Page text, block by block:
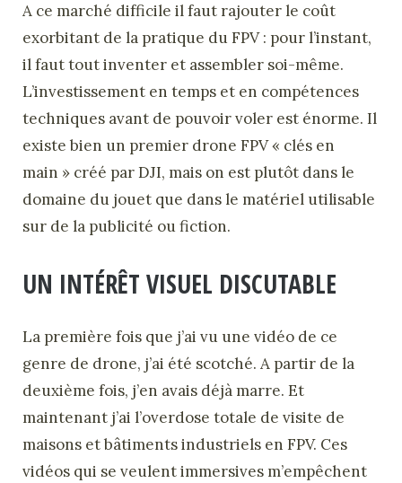
A ce marché difficile il faut rajouter le coût
exorbitant de la pratique du FPV : pour l’instant,
il faut tout inventer et assembler soi-même.
L’investissement en temps et en compétences
techniques avant de pouvoir voler est énorme. Il
existe bien un premier drone FPV « clés en
main » créé par DJI, mais on est plutôt dans le
domaine du jouet que dans le matériel utilisable
sur de la publicité ou fiction.
UN INTÉRÊT VISUEL DISCUTABLE
La première fois que j’ai vu une vidéo de ce
genre de drone, j’ai été scotché. A partir de la
deuxième fois, j’en avais déjà marre. Et
maintenant j’ai l’overdose totale de visite de
maisons et bâtiments industriels en FPV. Ces
vidéos qui se veulent immersives m’empêchent